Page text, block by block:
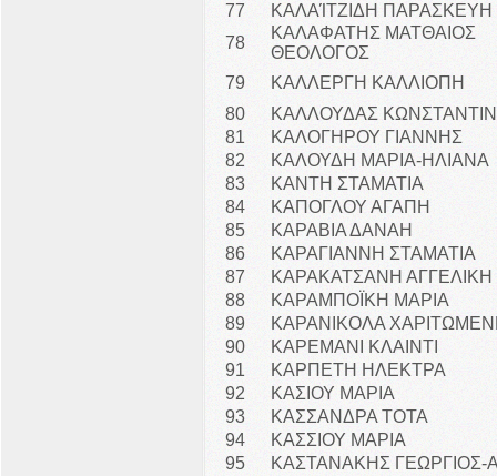
77
ΚΑΛΑΊΤΖΙΔΗ ΠΑΡΑΣΚΕΥΗ
78
ΚΑΛΑΦΑΤΗΣ ΜΑΤΘΑΙΟΣ
ΘΕΟΛΟΓΟΣ
79
ΚΑΛΛΕΡΓΗ ΚΑΛΛΙΟΠΗ
80
ΚΑΛΛΟΥΔΑΣ
81
ΚΑΛΟΓΗΡΟΥ ΓΙΑΝΝΗΣ
82
ΚΑΛΟΥΔΗ ΜΑΡΙΑ-ΗΛΙΑΝΑ
83
ΚΑΝΤΗ ΣΤΑΜΑΤΙΑ
84
ΚΑΠΟΓΛΟΥ ΑΓΑΠΗ
85
ΚΑΡΑΒΙΑ ΔΑΝΑΗ
86
ΚΑΡΑΓΙΑΝΝΗ ΣΤΑΜΑΤΙΑ
87
ΚΑΡΑΚΑΤΣΑΝΗ ΑΓΓΕΛΙΚΗ
88
ΚΑΡΑΜΠΟΪΚΗ ΜΑΡΙΑ
89
ΚΑΡΑΝΙΚΟΛΑ
90
ΚΑΡΕΜΑΝΙ ΚΛΑΙΝΤΙ
91
ΚΑΡΠΕΤΗ ΗΛΕΚΤΡΑ
92
ΚΑΣΙΟΥ ΜΑΡΙΑ
93
ΚΑΣΣΑΝΔΡΑ ΤΟΤΑ
94
ΚΑΣΣΙΟΥ ΜΑΡΙΑ
95
ΚΑΣΤΑΝΑΚΗΣ ΓΕΩΡΓΙΟΣ-